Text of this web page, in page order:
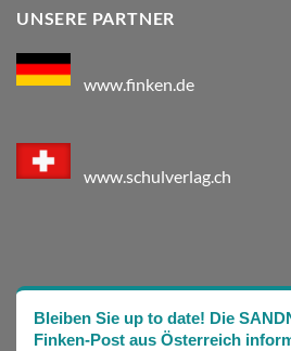
UNSERE PARTNER
www.finken.de
www.schulverlag.ch
Bleiben Sie up to date! Die
Finken-Post aus Österreich